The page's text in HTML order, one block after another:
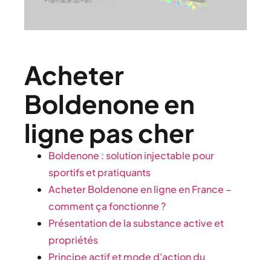
Acheter
Boldenone en
ligne pas cher
Boldenone : solution injectable pour
sportifs et pratiquants
Acheter Boldenone en ligne en France –
comment ça fonctionne ?
Présentation de la substance active et
propriétés
Principe actif et mode d'action du